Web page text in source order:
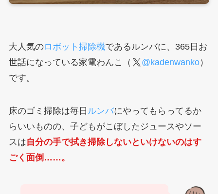
大人気のロボット掃除機であるルンバに、365日お
世話になっている家電わんこ（
@kadenwanko）
です。
床のゴミ掃除は毎日 ルンバにやってもらってるか
らいいものの、子どもがこぼしたジュースやソー
スは自分の手で拭き掃除しないといけないのはす
ごく面倒……。